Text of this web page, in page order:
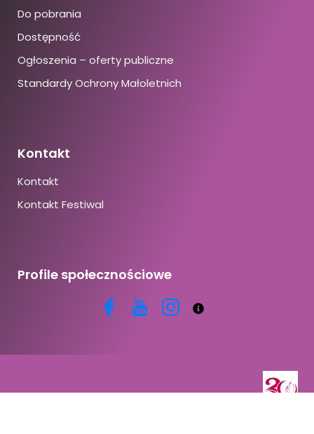
Do pobrania
Dostępność
Ogłoszenia – oferty publiczne
Standardy Ochrony Małoletnich
Kontakt
Kontakt
Kontakt Festiwal
Profile społecznościowe